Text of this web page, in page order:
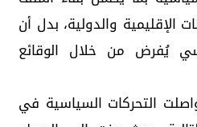
الإقليمية والدولية، بدل أن
يُفرض من خلال الوقائع
التحركات السياسية في